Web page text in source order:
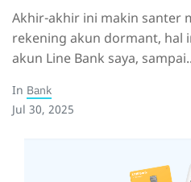
Akhir-akhir ini makin santer
rekening akun dormant, hal
akun Line Bank saya,
In Bank
Jul 30, 2025